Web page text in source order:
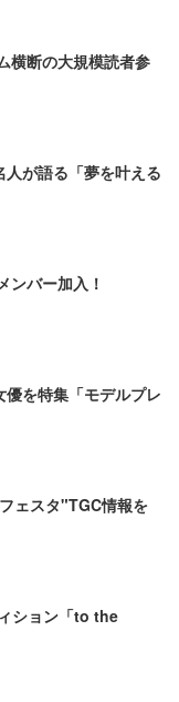
横断の大規模読者参
が語る「夢を叶える
ンバー加入！
を特集「モデルプレ
ェスタ"TGC情報を
ション「to the